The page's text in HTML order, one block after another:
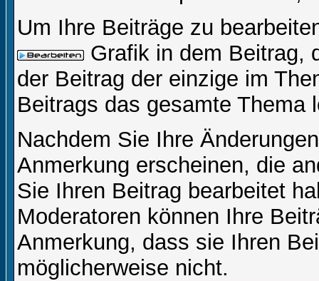
Um Ihre Beiträge zu
Grafik in dem Beitrag,
der Beitrag der einzige im
Beitrags das gesamte Thema
Nachdem Sie Ihre
Anmerkung erscheinen, die
Sie Ihren Beitrag bearbeitet
Moderatoren können Ihre
Anmerkung, dass sie Ihren
möglicherweise nicht.